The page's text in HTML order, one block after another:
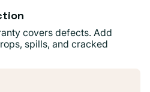
covers defects. Add
spills, and cracked